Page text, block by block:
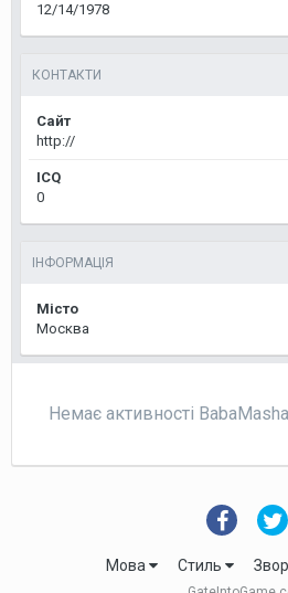
12/14/1978
КОНТАКТИ
Сайт
http://
ICQ
0
ІНФОРМАЦІЯ
Місто
Москва
Немає активності
Мова Стиль